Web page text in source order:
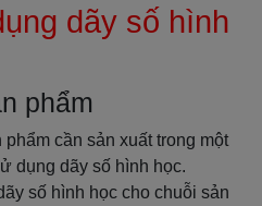
dãy số hình
phẩm
cần sản xuất trong một
dụng dãy số hình học.
số hình học cho chuỗi sản